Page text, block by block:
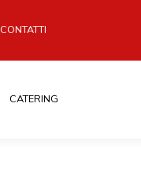
CONTATTI
CATERING